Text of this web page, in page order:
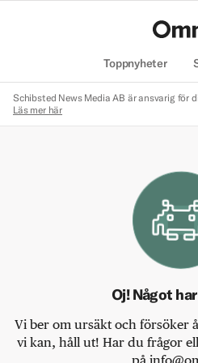
Toppnyheter
Schibsted News Media AB är ansvarig för
Läs mer här
Oj! Något
Vi ber om ursäkt och försöker
vi kan, håll ut! Har du frågor